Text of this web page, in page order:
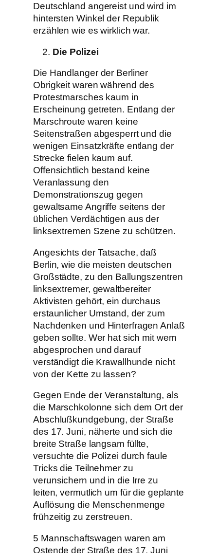
Deutschland angereist und wird im
hintersten Winkel der Republik
erzählen wie es wirklich war.
Die Polizei
Die Handlanger der Berliner
Obrigkeit waren während des
Protestmarsches kaum in
Erscheinung getreten. Entlang der
Marschroute waren keine
Seitenstraßen abgesperrt und die
wenigen Einsatzkräfte entlang der
Strecke fielen kaum auf.
Offensichtlich bestand keine
Veranlassung den
Demonstrationszug gegen
gewaltsame Angriffe seitens der
üblichen Verdächtigen aus der
linksextremen Szene zu schützen.
Angesichts der Tatsache, daß
Berlin, wie die meisten deutschen
Großstädte, zu den Ballungszentren
linksextremer, gewaltbereiter
Aktivisten gehört, ein durchaus
erstaunlicher Umstand, der zum
Nachdenken und Hinterfragen Anlaß
geben sollte. Wer hat sich mit wem
abgesprochen und darauf
verständigt die Krawallhunde nicht
von der Kette zu lassen?
Gegen Ende der Veranstaltung, als
die Marschkolonne sich dem Ort der
Abschlußkundgebung, der Straße
des 17. Juni, näherte und sich die
breite Straße langsam füllte,
versuchte die Polizei durch faule
Tricks die Teilnehmer zu
verunsichern und in die Irre zu
leiten, vermutlich um für die geplante
Auflösung die Menschenmenge
frühzeitig zu zerstreuen.
5 Mannschaftswagen waren am
Ostende der Straße des 17. Juni